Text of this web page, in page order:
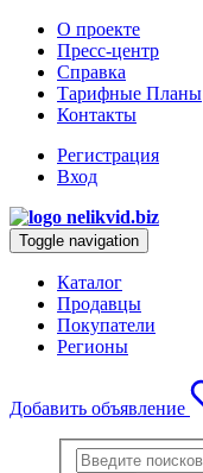
О проекте
Пресс-центр
Справка
Тарифные Планы
Контакты
Регистрация
Вход
Toggle navigation
Каталог
Продавцы
Покупатели
Регионы
Добавить объявление